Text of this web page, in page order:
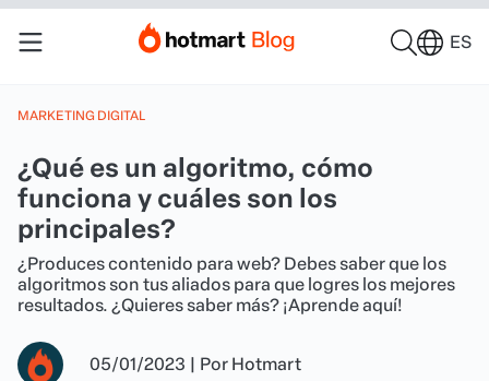
ES
MARKETING DIGITAL
¿Qué es un algoritmo, cómo
funciona y cuáles son los
principales?
¿Produces contenido para web? Debes saber que los
algoritmos son tus aliados para que logres los mejores
resultados. ¿Quieres saber más? ¡Aprende aquí!
05/01/2023 | Por Hotmart